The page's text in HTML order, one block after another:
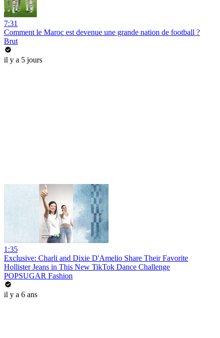
7:31
Comment le Maroc est devenue une grande nation de football ?
Brut
il y a 5 jours
1:35
Exclusive: Charli and Dixie D'Amelio Share Their Favorite
Hollister Jeans in This New TikTok Dance Challenge
POPSUGAR Fashion
il y a 6 ans